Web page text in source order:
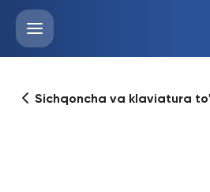
Sichqoncha va klaviatura